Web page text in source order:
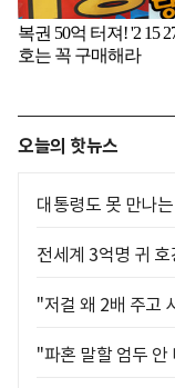
오늘의 핫뉴스
대통령도 못 만나
전세계 3억명 귀
"저걸 왜 2배 주고
"파혼 말할 엄두